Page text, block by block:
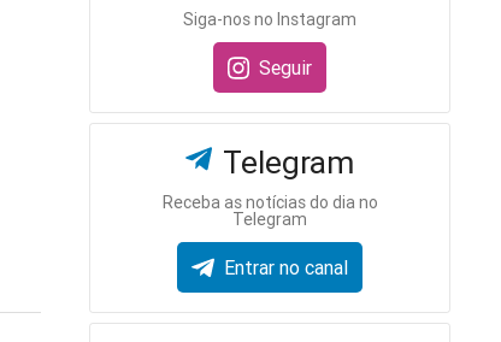
Siga-nos no Instagram
Seguir
Telegram
Receba as notícias do dia no
Telegram
Entrar no canal